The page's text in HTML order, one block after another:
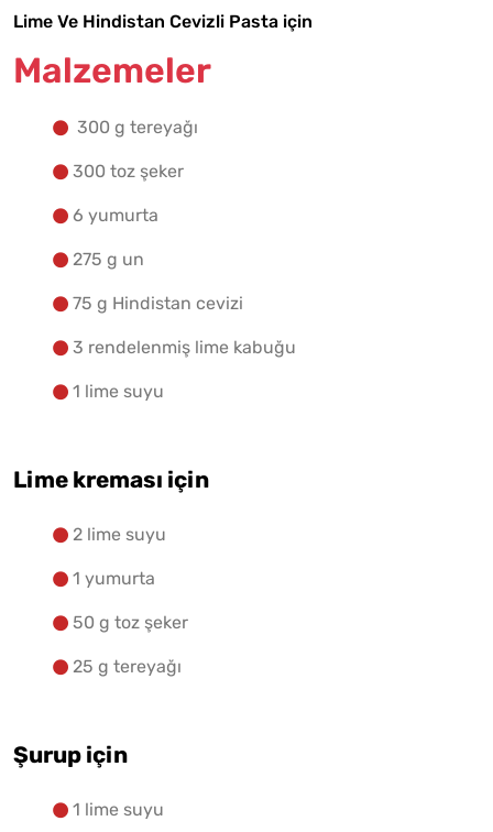
Lime Ve Hindistan Cevizli Pasta için
Malzemeler
300 g tereyağı
300 toz şeker
6 yumurta
275 g un
75 g Hindistan cevizi
3 rendelenmiş lime kabuğu
1 lime suyu
Lime kreması için
2 lime suyu
1 yumurta
50 g toz şeker
25 g tereyağı
Şurup için
1 lime suyu